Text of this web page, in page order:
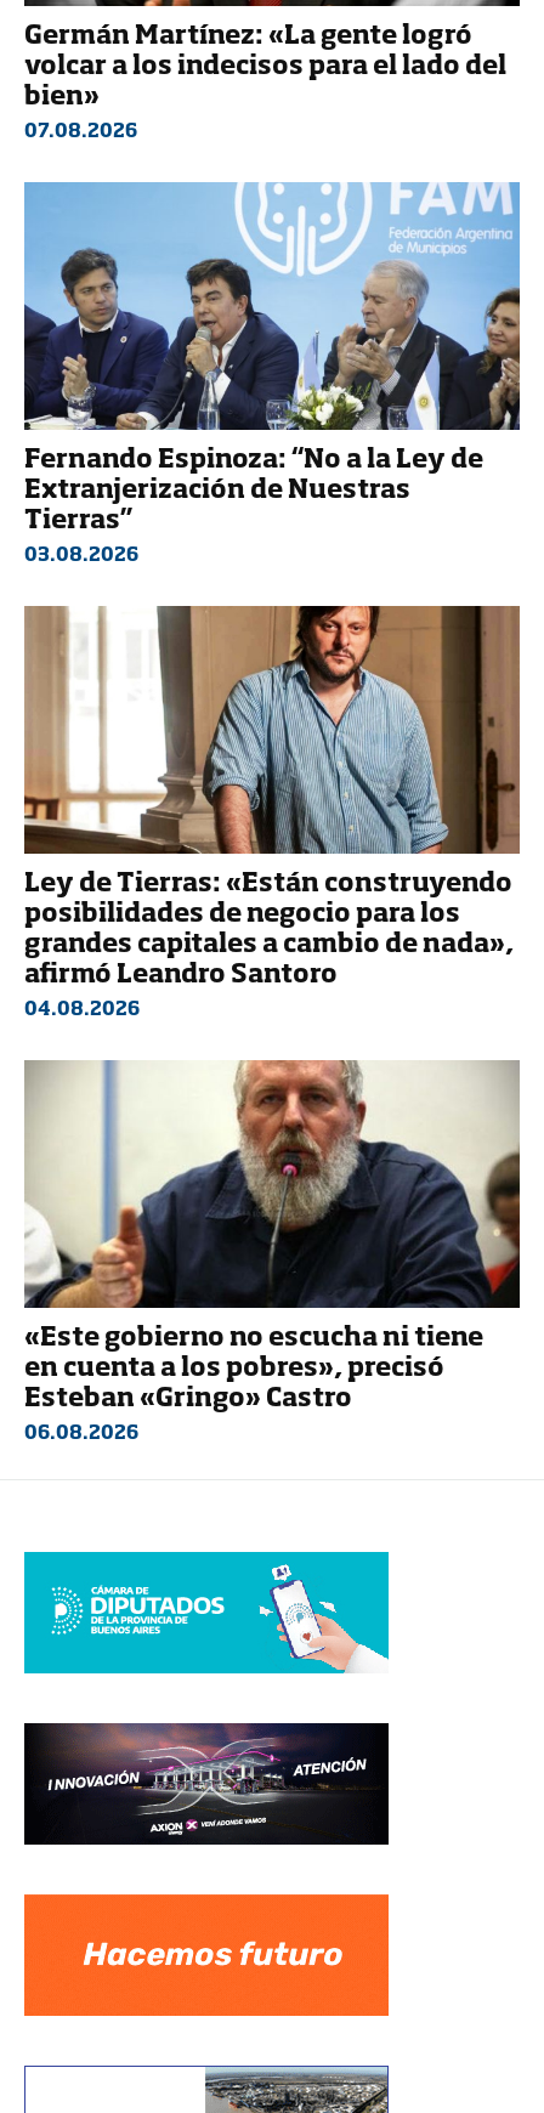
Germán Martínez: «La gente logró
volcar a los indecisos para el lado del
bien»
07.08.2026
Fernando Espinoza: “No a la Ley de
Extranjerización de Nuestras
Tierras”
03.08.2026
Ley de Tierras: «Están construyendo
posibilidades de negocio para los
grandes capitales a cambio de nada»,
afirmó Leandro Santoro
04.08.2026
«Este gobierno no escucha ni tiene
en cuenta a los pobres», precisó
Esteban «Gringo» Castro
06.08.2026